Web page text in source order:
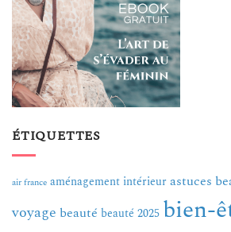
ÉTIQUETTES
air france aménagement intérieurastuces
voyage beauté beauté 2025 bien-